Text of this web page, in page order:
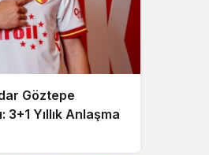
Göztepe
3+1 Yıllık Anlaşma